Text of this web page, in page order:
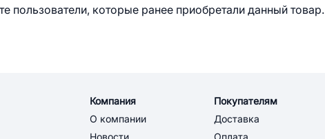
пользователи, которые ранее приобретали данный товар.
Компания
О компании
Покупателям
Доставка